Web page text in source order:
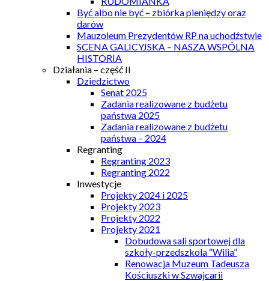
Być albo nie być – zbiórka pieniędzy oraz
darów
Mauzoleum Prezydentów RP na uchodźstwie
SCENA GALICYJSKA – NASZA WSPÓLNA
HISTORIA
Działania – część II
Dziedzictwo
Senat 2025
Zadania realizowane z budżetu
państwa 2025
Zadania realizowane z budżetu
państwa – 2024
Regranting
Regranting 2023
Regranting 2022
Inwestycje
Projekty 2024 i 2025
Projekty 2023
Projekty 2022
Projekty 2021
Dobudowa sali sportowej dla
szkoły-przedszkola “Wilia”
Renowacja Muzeum Tadeusza
Kościuszki w Szwajcarii